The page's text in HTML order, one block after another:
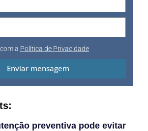
a Política de Privacidade
Enviar mensagem
preventiva pode evitar